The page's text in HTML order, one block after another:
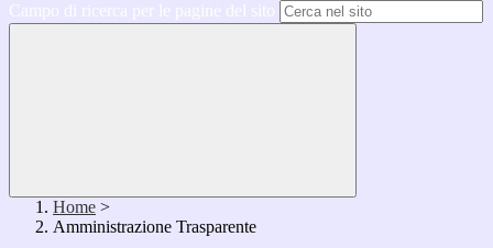
Home >
Amministrazione Trasparente